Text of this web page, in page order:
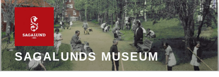
Hoppa
till
innehåll
SAGALUNDS MUSEUM